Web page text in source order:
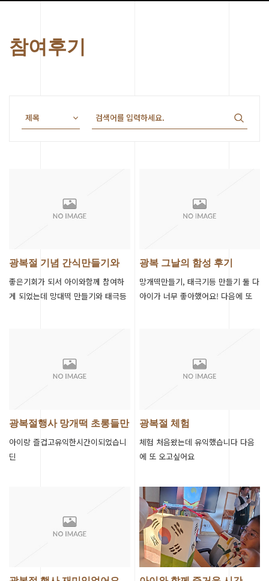
참여후기
광복절 기념 간식만들기와
좋은기회가 되서 아이와함께 참여하
게 되었는데 망대떡 만들기와 태극등
광복 그날의 함성 후기
망개떡만들기, 태극기등 만들기 둘 다
아이가 너무 좋아했어요! 다음에 또
광복절행사 망개떡 초롱들만
아이랑 즐겁고유익한시간이되었습니
딘
광복절 체험
체험 처음왔는데 유익했습니다 다음
에 또 오고싶어요